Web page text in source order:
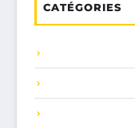
CATÉGORIES